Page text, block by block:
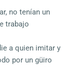
no tenían un
trabajo
a quien imitar y
por un güiro